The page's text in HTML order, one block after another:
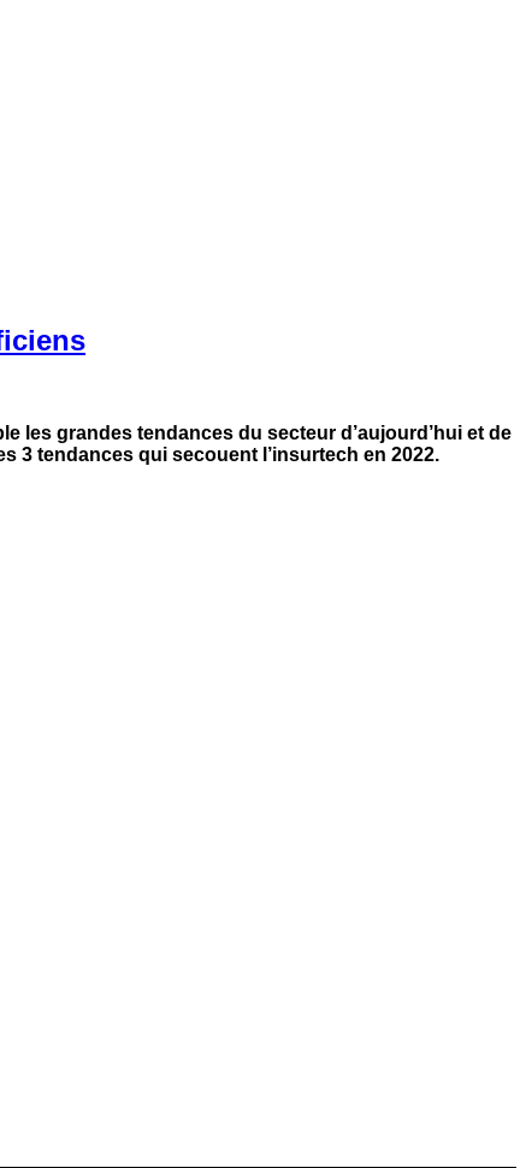
les grandes tendances du secteur d’aujourd’hui et de
3 tendances qui secouent l’insurtech en 2022.